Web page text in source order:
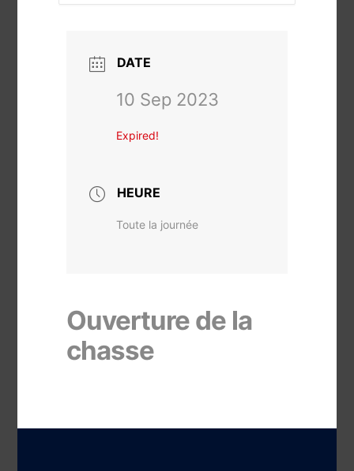
DATE
10 Sep 2023
Expired!
HEURE
Toute la journée
Ouverture de la
chasse